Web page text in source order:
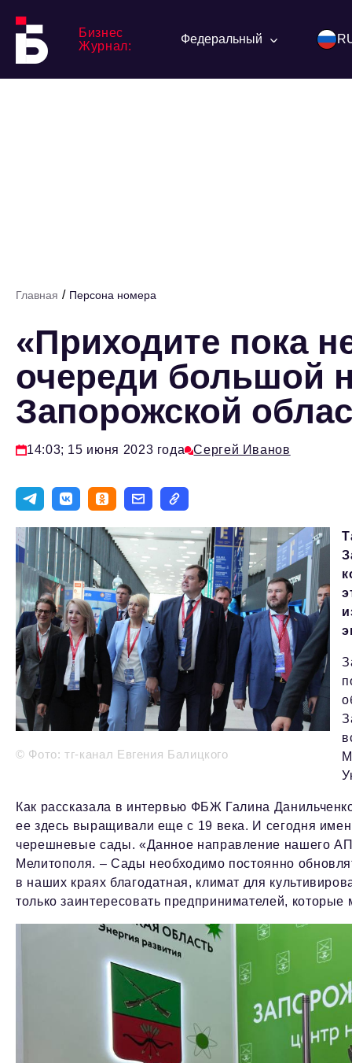
Бизнес
Журнал:
Федеральный
Главная / Персона номера
«Приходите пока
очереди большой
Запорожской
14:03; 15 июня 2023 года Сергей Иванов
© Фото: тг-канал Евгения Балицкого
Как рассказала в интервью ФБЖ Галина
ее здесь выращивали еще с 19 века. И сегодня
черешневые сады. «Данное направление нашего
Мелитополя. – Сады необходимо постоянно
в наших краях благодатная, климат для
только заинтересовать предпринимателей,